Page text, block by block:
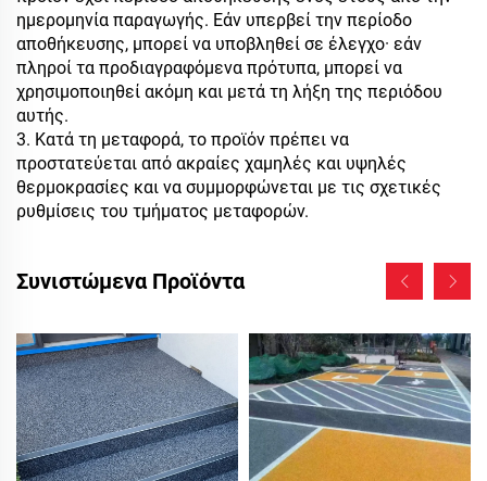
ημερομηνία παραγωγής. Εάν υπερβεί την περίοδο
αποθήκευσης, μπορεί να υποβληθεί σε έλεγχο· εάν
πληροί τα προδιαγραφόμενα πρότυπα, μπορεί να
χρησιμοποιηθεί ακόμη και μετά τη λήξη της περιόδου
αυτής.
3. Κατά τη μεταφορά, το προϊόν πρέπει να
προστατεύεται από ακραίες χαμηλές και υψηλές
θερμοκρασίες και να συμμορφώνεται με τις σχετικές
ρυθμίσεις του τμήματος μεταφορών.
Συνιστώμενα Προϊόντα